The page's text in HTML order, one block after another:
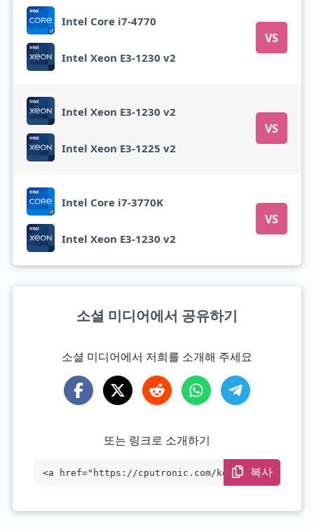
Intel Core i7-4770
VS
Intel Xeon E3-1230 v2
Intel Xeon E3-1230 v2
VS
Intel Xeon E3-1225 v2
Intel Core i7-3770K
VS
Intel Xeon E3-1230 v2
소셜 미디어에서 공유하기
소셜 미디어에서 저희를 소개해 주세요
또는 링크로 소개하기
<a href="https://cputronic.com/ko/cpu/in
복사